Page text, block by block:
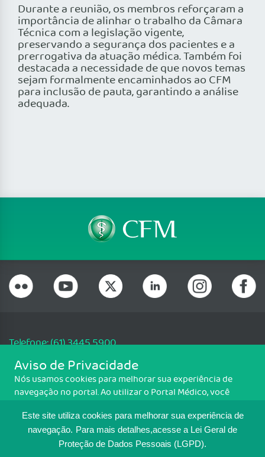
Este site utiliza cookies para melhorar sua experiência de
navegação. Para mais detalhes,acesse a Lei Geral de
Proteção de Dados Pessoais (LGPD).
Durante a reunião, os membros reforçaram a
importância de alinhar o trabalho da Câmara
Técnica com a legislação vigente,
preservando a segurança dos pacientes e a
prerrogativa da atuação médica. Também foi
destacada a necessidade de que novos temas
sejam formalmente encaminhados ao CFM
para inclusão de pauta, garantindo a análise
adequada.
Telefone: (61) 3445 5900
Email: cfm@portalmedico.org.br
SGAS 616, Conjunto D, Lote 115, L2 Sul, Brasília/DF - CEP: 70200-760 -
CNPJ: 33.583.550/0001-30
MAPA DO SITE
Aviso de Privacidade
Nós usamos cookies para melhorar sua experiência de
navegação no portal. Ao utilizar o Portal Médico, você
Para ter mais informações sobre como isso é feito, acesse
Política de cookies. Se você concorda, clique em ACEITO.